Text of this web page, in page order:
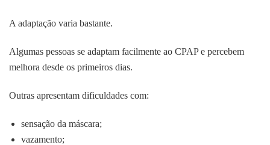
A adaptação varia bastante.
Algumas pessoas se adaptam facilmente ao CPAP e percebem
melhora desde os primeiros dias.
Outras apresentam dificuldades com:
sensação da máscara;
vazamento;